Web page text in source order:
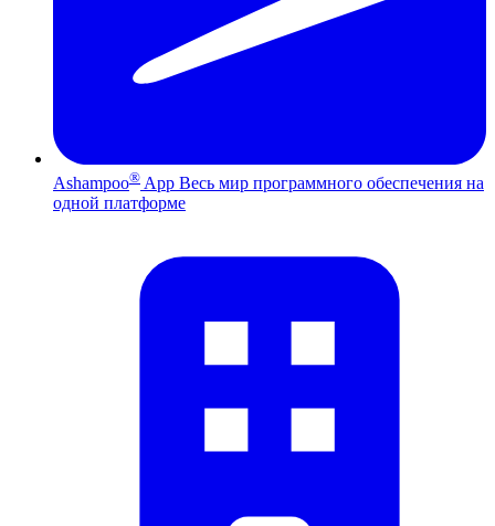
Ashampoo® App Весь мир программного обеспечения на
одной платформе